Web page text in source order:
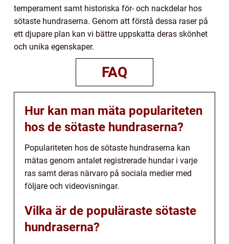
temperament samt historiska för- och nackdelar hos
sötaste hundraserna. Genom att förstå dessa raser på
ett djupare plan kan vi bättre uppskatta deras skönhet
och unika egenskaper.
FAQ
Hur kan man mäta populariteten
hos de sötaste hundraserna?
Populariteten hos de sötaste hundraserna kan
mätas genom antalet registrerade hundar i varje
ras samt deras närvaro på sociala medier med
följare och videovisningar.
Vilka är de populäraste sötaste
hundraserna?